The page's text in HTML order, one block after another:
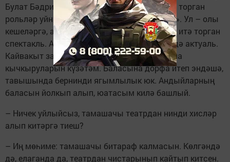
Булат Бәдриев спектакльләрендә истә кала торган
рольләр уйнадым. Мәсәлән, «Ана каргышы». Ул – олы
кешеләргә, аеруча аналарга бик нык тәэсир итә торган
спектакль. Анда күтәрелгән темалар бүген дә актуаль.
Кайвакыт замана әниләренең үз балаларына
кычкыруларын күзәтәм. Баласына дорфа итеп эндәшә,
тавышында бернинди ягымлылык юк. Андыйларның
баласын йолкып алып, юатасым килә башлый.
– Ничек уйлыйсыз, тамашачы театрдан нинди хисләр
алып китәргә тиеш?
– Иң мөһиме: тамашачы битараф калмасын. Көлгәндә
дә, елаганда да, театрдан чистарынып кайтып китсен.